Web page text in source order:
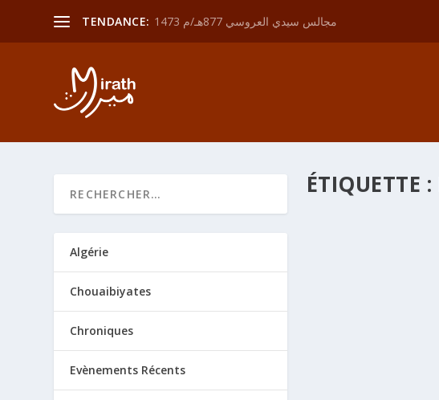
TENDANCE: مجالس سيدي العروسي 877هـ/م 1473
ÉTIQUETTE :
Algérie
Chouaibiyates
Chroniques
Evènements Récents